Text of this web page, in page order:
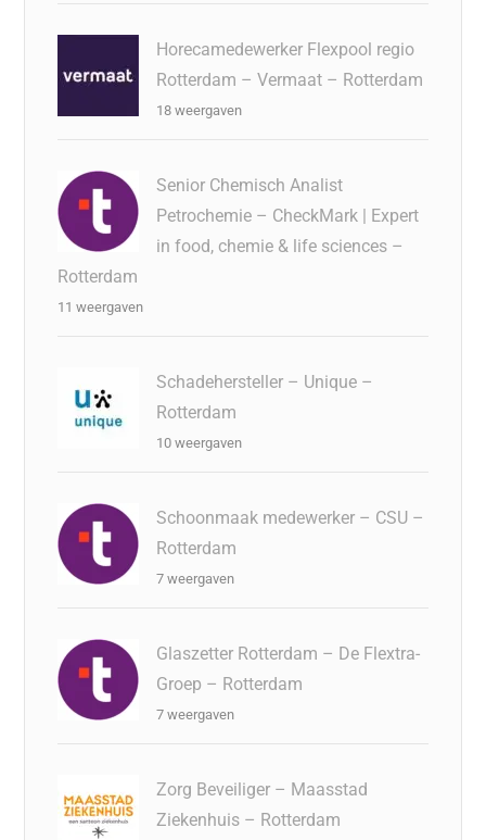
Horecamedewerker Flexpool regio
Rotterdam – Vermaat – Rotterdam
18 weergaven
Senior Chemisch Analist
Petrochemie – CheckMark | Expert
in food, chemie & life sciences –
Rotterdam
11 weergaven
Schadehersteller – Unique –
Rotterdam
10 weergaven
Schoonmaak medewerker – CSU –
Rotterdam
7 weergaven
Glaszetter Rotterdam – De Flextra-
Groep – Rotterdam
7 weergaven
Zorg Beveiliger – Maasstad
Ziekenhuis – Rotterdam